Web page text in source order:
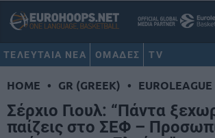
ΤΕΛΕΥΤΑΙΑ ΝΕΑ ΟΜΑΔΕΣ TV
HOME • GR (GREEK) • EUROLEAGUE
Σέρχιο Γιουλ: “Πάντα
παίζεις στο ΣΕΦ –